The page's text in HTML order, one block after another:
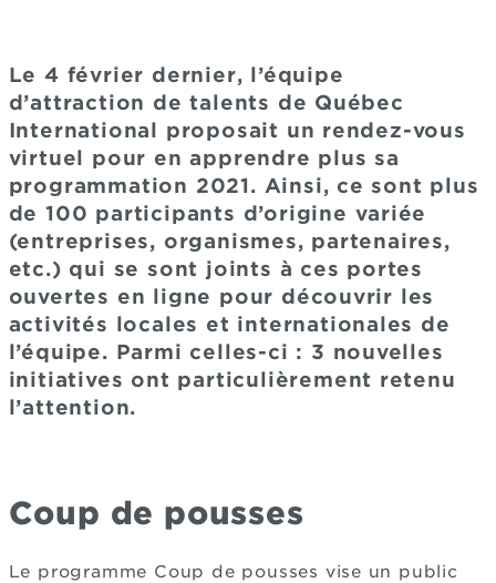
Le 4 février dernier, l’équipe
d’attraction de talents de Québec
International proposait un rendez-vous
virtuel pour en apprendre plus sa
programmation 2021. Ainsi, ce sont plus
de 100 participants d’origine variée
(entreprises, organismes, partenaires,
etc.) qui se sont joints à ces portes
ouvertes en ligne pour découvrir les
activités locales et internationales de
l’équipe. Parmi celles-ci : 3 nouvelles
initiatives ont particulièrement retenu
l’attention.
Coup de pousses
Le programme Coup de pousses vise un public